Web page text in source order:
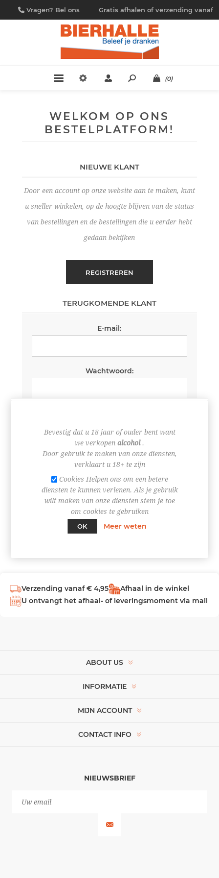
Vragen? Bel ons
09/230.88.44
Gratis afhalen of verzending vanaf
€ 4,95
(0)
WELKOM OP ONS
BESTELPLATFORM!
NIEUWE KLANT
Door een account op onze website aan te maken, kunt
u sneller winkelen, op de hoogte blijven van de status
van bestellingen en de bestellingen die u eerder hebt
gedaan bekijken
REGISTREREN
TERUGKOMENDE KLANT
E-mail:
Wachtwoord:
Wachtwoord vergeten?
INLOGGEN
Verzending vanaf € 4,95
Afhaal in de winkel
U ontvangt het afhaal- of leveringsmoment via mail
ABOUT US
INFORMATIE
MIJN ACCOUNT
CONTACT INFO
NIEUWSBRIEF
Bevestig dat u 18 jaar of ouder bent want
we verkopen alcohol.
Door gebruik te maken van onze diensten,
verklaart u 18+ te zijn
Cookies Helpen ons om een betere
diensten te kunnen verlenen. Als je gebruik
wilt maken van onze diensten stem je toe
om cookies te gebruiken
OK
Meer weten